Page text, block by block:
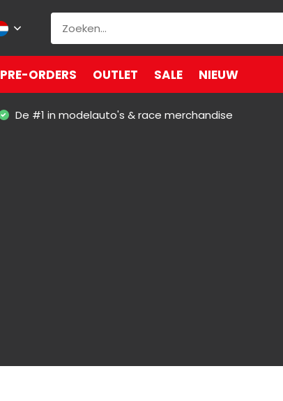
PRE-ORDERS OUTLET SALE NIEUW
De #1 in modelauto's & race merchandise